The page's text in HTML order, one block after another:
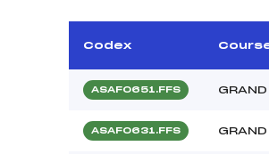
Codex
ASAF0651.FFS
ASAF0631.FFS